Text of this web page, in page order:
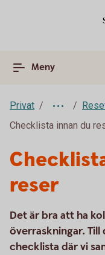
Meny
Privat
Checklista innan du
reser
Det är bra att ha
överraskningar.
checklista där vi